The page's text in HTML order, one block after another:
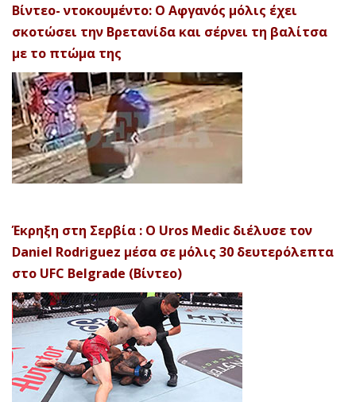
Βίντεο- ντοκουμέντο: Ο Αφγανός μόλις έχει
σκοτώσει την Βρετανίδα και σέρνει τη βαλίτσα
με το πτώμα της
Έκρηξη στη Σερβία : Ο Uros Medic διέλυσε τον
Daniel Rodriguez μέσα σε μόλις 30 δευτερόλεπτα
στο UFC Belgrade (Βίντεο)